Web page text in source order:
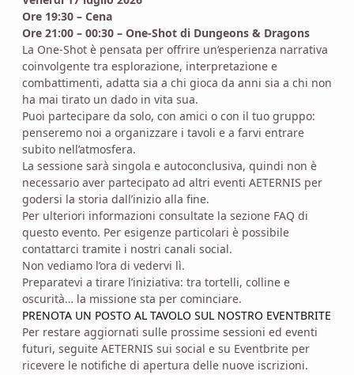
Ore 19:30 – Cena
Ore 21:00 – 00:30 – One-Shot di Dungeons & Dragons
La One-Shot è pensata per offrire un’esperienza narrativa
coinvolgente tra esplorazione, interpretazione e
combattimenti, adatta sia a chi gioca da anni sia a chi non
ha mai tirato un dado in vita sua.
Puoi partecipare da solo, con amici o con il tuo gruppo:
penseremo noi a organizzare i tavoli e a farvi entrare
subito nell’atmosfera.
La sessione sarà singola e autoconclusiva, quindi non è
necessario aver partecipato ad altri eventi AETERNIS per
godersi la storia dall’inizio alla fine.
Per ulteriori informazioni consultate la sezione FAQ di
questo evento. Per esigenze particolari è possibile
contattarci tramite i nostri canali social.
Non vediamo l’ora di vedervi lì.
Preparatevi a tirare l’iniziativa: tra tortelli, colline e
oscurità… la missione sta per cominciare.
PRENOTA UN POSTO AL TAVOLO SUL NOSTRO EVENTBRITE
Per restare aggiornati sulle prossime sessioni ed eventi
futuri, seguite AETERNIS sui social e su Eventbrite per
ricevere le notifiche di apertura delle nuove iscrizioni.